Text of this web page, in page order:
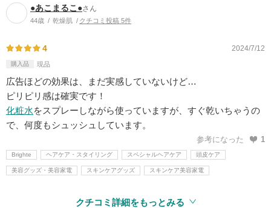
●あこまるこ●さん
44歳 乾燥肌 クチコミ投稿 5件
4 2024/7/12
購入品 現品
広告ほどの効果は、まだ実感していないけど…
ピリピリ感は確実です！
化粧水をスプレーしながら使っていますが、すぐ乾いちゃうの
で、何度もシュッシュしています。
参考になった 1
Brighte ヘアケア・スタイリング スペシャルヘアケア 頭皮ケア
美容グッズ・美容家電 スキンケアグッズ スキンケア美容家電
クチコミ詳細をもっとみる